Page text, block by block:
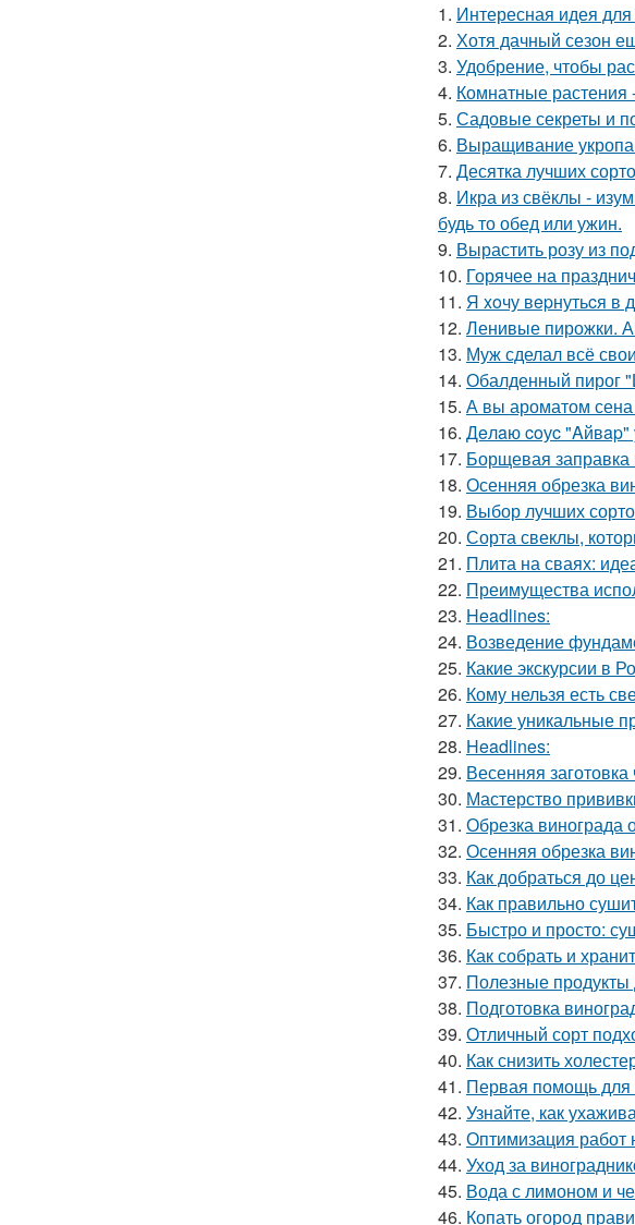
1. Интересная идея для
2. Хотя дачный сезон
3. Удобрение, чтобы
4. Комнатные растения
5. Садовые секреты и
6. Выращивание
7. Десятка лучших
8. Икра из свёклы -
будь то обед или ужин.
9. Вырастить розу из
10. Горячее на
11. Я xoчу вepнутьcя в
12. Ленивые пирожки.
13. Муж сделал всё
14. Обалденный пирог
15. А вы ароматом
16. Дeлaю coуc "Aйвap"
17. Борщевая заправка
18. Осенняя обрезка
19. Выбор лучших
20. Сорта свеклы,
21. Плита на сваях:
22. Преимущества
23. Headlines:
24. Возведение
25. Какие экскурсии в
26. Кому нельзя есть
27. Какие уникальные
28. Headlines:
29. Весенняя
30. Мастерство
31. Обрезка винограда
32. Осенняя обрезка
33. Как добраться до
34. Как правильно
35. Быстро и просто:
36. Как собрать и
37. Полезные продукты
38. Подготовка
39. Отличный сорт
40. Как снизить
41. Первая помощь для
42. Узнайте, как
43. Оптимизация работ
44. Уход за
45. Вода с лимоном и
46. Копать огород